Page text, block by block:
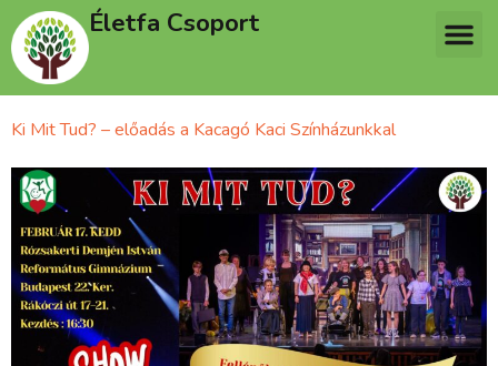
Életfa Csoport
Ki Mit Tud? – előadás a Kacagó Kaci Színházunkkal